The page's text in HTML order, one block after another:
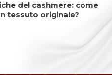
del cashmere: come
tessuto originale?